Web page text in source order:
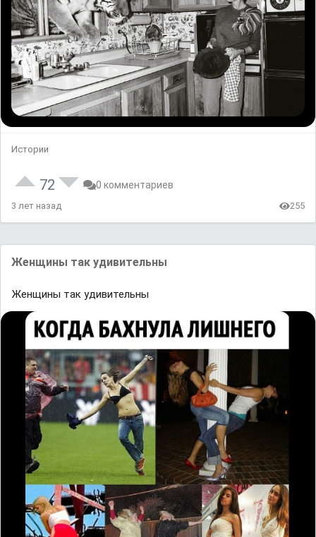
Истории
72 0 комментариев
3 лет назад 255
Жeнщины так удивительны
Жeнщины так удивительны